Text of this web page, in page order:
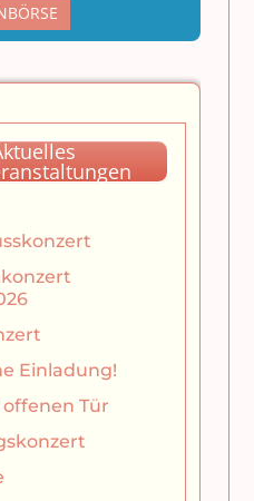
Einladung!
offenen Tür